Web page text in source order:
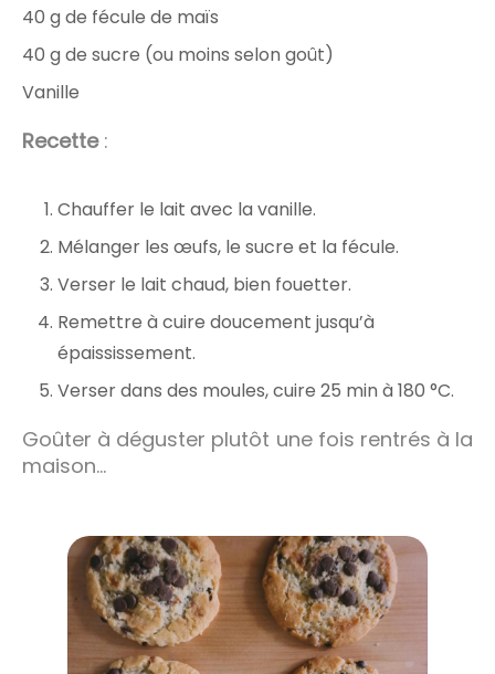
40 g de fécule de maïs
40 g de sucre (ou moins selon goût)
Vanille
Recette:
Chauffer le lait avec la vanille.
Mélanger les œufs, le sucre et la fécule.
Verser le lait chaud, bien fouetter.
Remettre à cuire doucement jusqu’à
épaississement.
Verser dans des moules, cuire 25 min à 180 °C.
Goûter à déguster plutôt une fois rentrés à la
maison…